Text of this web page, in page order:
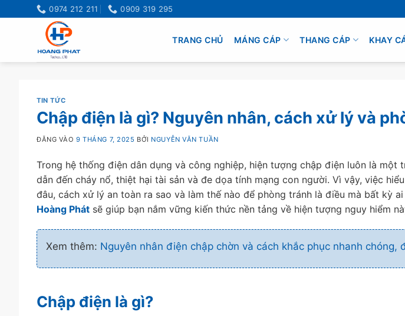
qua
0974 212 211 0909 319 295
TRANG CHỦ MÁNG CÁP THANG CÁP KHAY
TIN TỨC
Chập điện là gì? Nguyên nhân, cách xử lý và
ĐĂNG VÀO9 THÁNG 7, 2025 BỞI NGUYỄN VĂN TUẦN
Trong hệ thống điện dân dụng và công nghiệp, hiện tượng chập điện luôn là một
dẫn đến cháy nổ, thiệt hại tài sản và đe dọa tính mạng con người. Vì vậy, việc
đâu, cách xử lý an toàn ra sao và làm thế nào để phòng tránh là điều mà bất kỳ
Hoàng Phát sẽ giúp bạn nắm vững kiến thức nền tảng về hiện tượng nguy hiểm
Xem thêm: Nguyên nhân điện chập chờn và cách khắc phục nhanh chóng,
Chập điện là gì?